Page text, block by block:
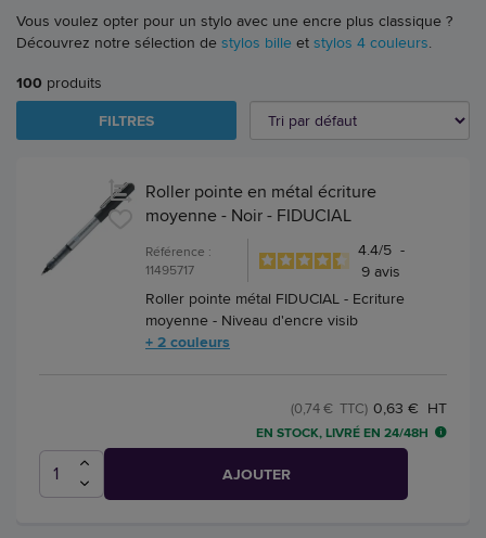
Vous voulez opter pour un stylo avec une encre plus classique ?
Découvrez notre sélection de stylos bille et stylos 4 couleurs.
100 produits
FILTRES
Roller pointe en métal écriture
moyenne - Noir - FIDUCIAL
Référence :
11495717
4.4/5 -
9 avis
Roller pointe métal FIDUCIAL - Ecriture
moyenne - Niveau d'encre visib
+ 2 couleurs
0,63 € HT
(0,74 € TTC)
EN STOCK, LIVRÉ EN 24/48H
AJOUTER